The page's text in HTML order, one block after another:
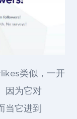
类似，一开
因为它对
当它进到